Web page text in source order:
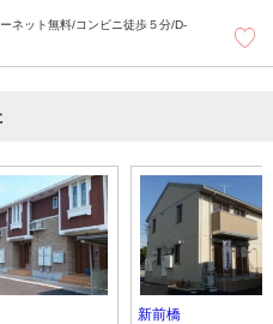
ネット無料/コンビニ徒歩５分/D-
新前橋